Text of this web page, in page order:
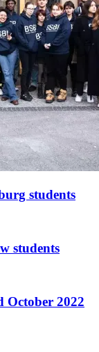
students
students
October 2022